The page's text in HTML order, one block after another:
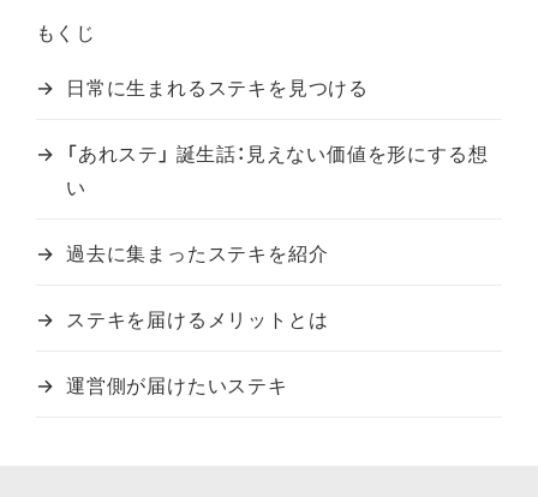
もくじ
日常に生まれるステキを見つける
「あれステ」 誕生話：見えない価値を形にする想
い
過去に集まったステキを紹介
ステキを届けるメリットとは
運営側が届けたいステキ